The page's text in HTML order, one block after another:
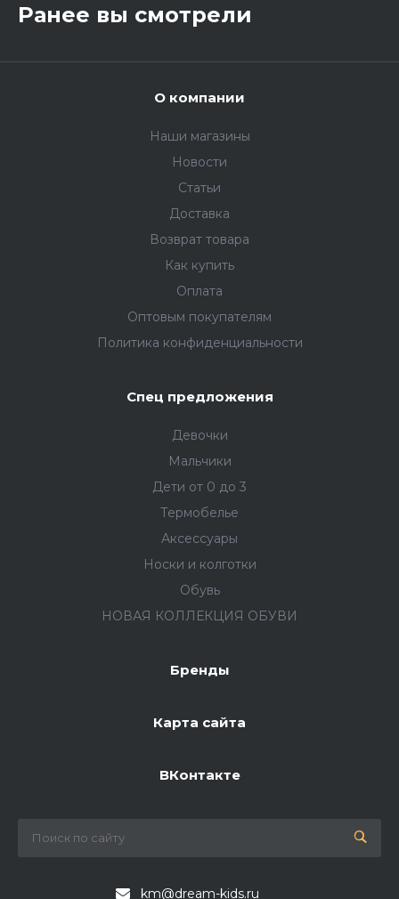
Ранее вы смотрели
О компании
Наши магазины
Новости
Статьи
Доставка
Возврат товара
Как купить
Оплата
Оптовым покупателям
Политика конфиденциальности
Спец предложения
Девочки
Мальчики
Дети от 0 до 3
Термобелье
Аксессуары
Носки и колготки
Обувь
НОВАЯ КОЛЛЕКЦИЯ ОБУВИ
Бренды
Карта сайта
ВКонтакте
km@dream-kids.ru